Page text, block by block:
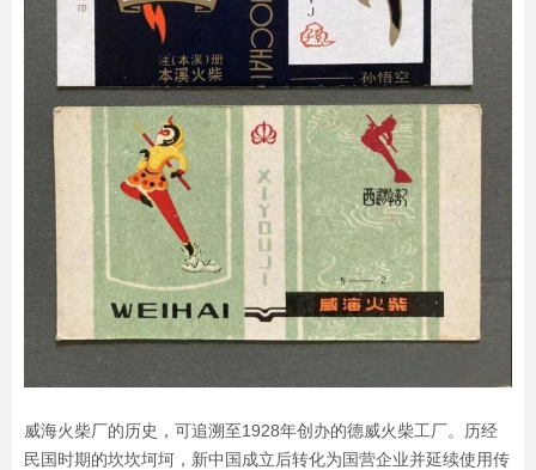
威海火柴厂的历史，可追溯至1928年创办的德威火柴工厂。历经
民国时期的坎坎坷坷，新中国成立后转化为国营企业并延续使用传